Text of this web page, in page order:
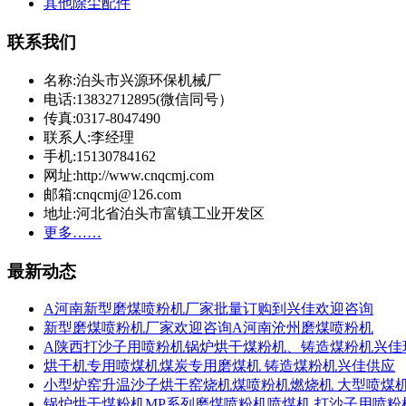
其他除尘配件
联系我们
名称:泊头市兴源环保机械厂
电话:13832712895(微信同号）
传真:0317-8047490
联系人:李经理
手机:15130784162
网址:http://www.cnqcmj.com
邮箱:cnqcmj@126.com
地址:河北省泊头市富镇工业开发区
更多……
最新动态
A河南新型磨煤喷粉机厂家批量订购到兴佳欢迎咨询
新型磨煤喷粉机厂家欢迎咨询A河南沧州磨煤喷粉机
A陕西打沙子用喷粉机锅炉烘干煤粉机、铸造煤粉机兴佳
烘干机专用喷煤机煤炭专用磨煤机 铸造煤粉机兴佳供应
小型炉窑升温沙子烘干窑烧机煤喷粉机燃烧机 大型喷煤